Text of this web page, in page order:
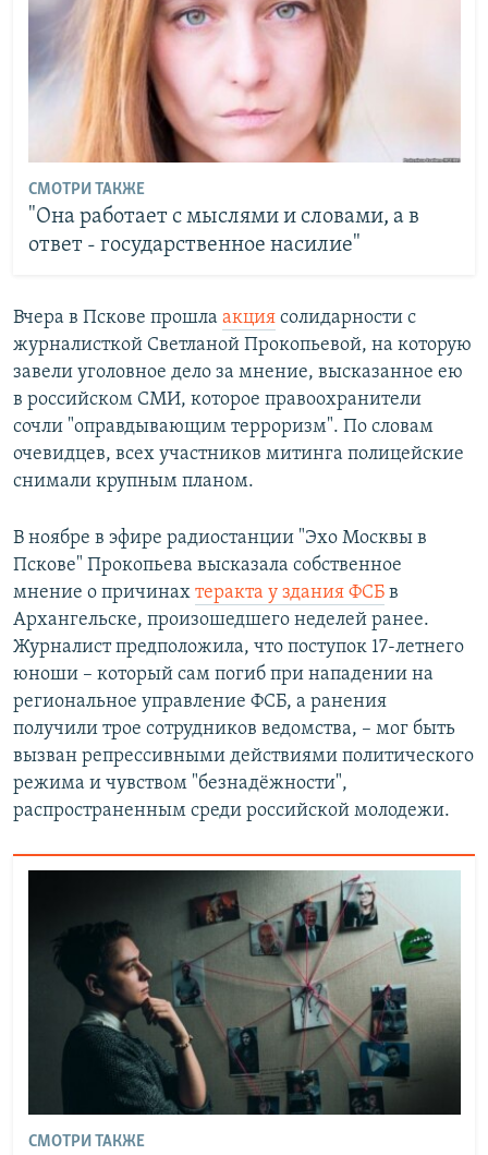
СМОТРИ ТАКЖЕ
"Она работает с мыслями и словами, а в
ответ - государственное насилие"
Вчера в Пскове прошла акция солидарности с
журналисткой Светланой Прокопьевой, на которую
завели уголовное дело за мнение, высказанное ею
в российском СМИ, которое правоохранители
сочли "оправдывающим терроризм". По словам
очевидцев, всех участников митинга полицейские
снимали крупным планом.
В ноябре в эфире радиостанции "Эхо Москвы в
Пскове" Прокопьева высказала собственное
мнение о причинах теракта у здания ФСБ в
Архангельске, произошедшего неделей ранее.
Журналист предположила, что поступок 17-летнего
юноши – который сам погиб при нападении на
региональное управление ФСБ, а ранения
получили трое сотрудников ведомства, – мог быть
вызван репрессивными действиями политического
режима и чувством "безнадёжности",
распространенным среди российской молодежи.
СМОТРИ ТАКЖЕ